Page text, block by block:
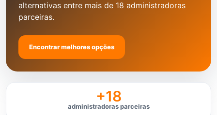
alternativas entre mais de 18 administradoras
parceiras.
Encontrar melhores opções
+18
administradoras parceiras